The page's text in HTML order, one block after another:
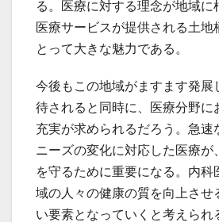
る。医療に対する理念が地域に
医療サービスが提供される土地
とって大きな魅力である。
今後もこの地域がますます発展
待されると同時に、医療分野に
充実が求められるだろう。急速
ニーズの変化に対応した医療が
を守るために重要になる。内科
域の人々の健康の質を向上させ
い要素となっていくと考えられ